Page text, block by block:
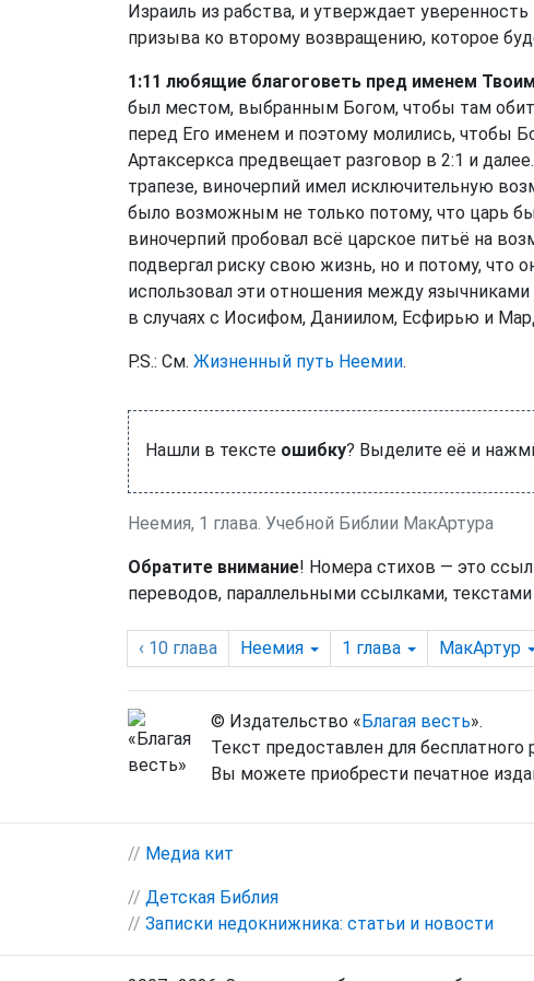
Израиль из рабства, и утверждает
призыва ко второму возвращению, которое
1:11 любящие благоговеть пред именем
был местом, выбранным Богом, чтобы там
перед Его именем и поэтому молились, чтобы
Артаксеркса предвещает разговор в 2:1 и далее.
трапезе, виночерпий имел исключительную
было возможным не только потому, что царь
виночерпий пробовал всё царское питьё на
подвергал риску свою жизнь, но и потому, что
использовал эти отношения между
в случаях с Иосифом, Даниилом, Есфирью и
P.S.: См. Жизненный путь Неемии.
Нашли в тексте ошибку? Выделите её и
Неемия, 1 глава. Учебной Библии МакАртура
Обратите внимание! Номера стихов — это
переводов, параллельными ссылками,
‹ 10 глава Неемия 1 глава МакАртур
© Издательство «Благая весть».
Текст предоставлен для
Вы можете приобрести печатное
// Медиа кит
// Детская Библия
// Записки недокнижника: статьи и новости